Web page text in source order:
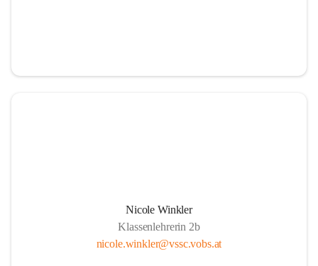
Nicole Winkler
Klassenlehrerin 2b
nicole.winkler@vssc.vobs.at